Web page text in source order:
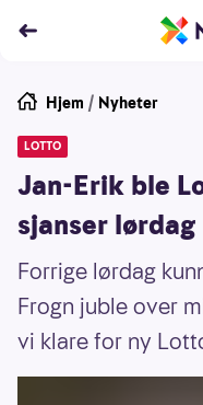
Hjem / Nyheter
LOTTO
Jan-Erik ble
sjanser lørdag
Forrige lørdag
Frogn juble over
vi klare for ny